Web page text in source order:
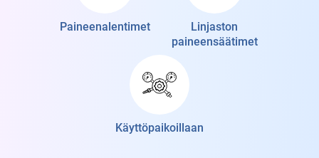
Paineenalentimet
Linjaston
paineensäätimet
Käyttöpaikoillaan